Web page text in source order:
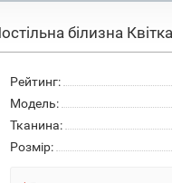
білизна
Рейтинг:
Модель:
Тканина:
Розмір: